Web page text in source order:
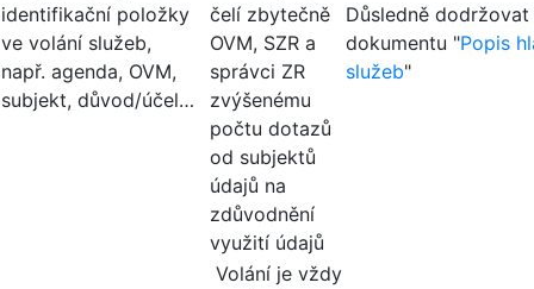
identifikační položky
ve volání služeb,
např. agenda, OVM,
subjekt, důvod/účel…
čelí zbytečně
OVM, SZR a
správci ZR
zvýšenému
počtu dotazů
od subjektů
údajů na
zdůvodnění
využití údajů
Důsledně
dokumentu "Popis
služeb"
Volání je vždy